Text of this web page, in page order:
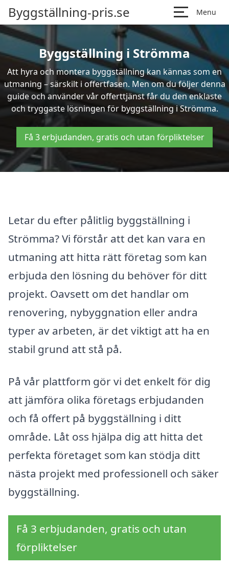
Byggställning-pris.se Menu
Byggställning i Strömma
Att hyra och montera byggställning kan kännas som en
utmaning – särskilt i offertfasen. Men om du följer denna
guide och använder vår offerttjänst får du den enklaste
och tryggaste lösningen för byggställning i Strömma.
Få 3 erbjudanden, gratis och utan förpliktelser
Letar du efter pålitlig byggställning i
Strömma? Vi förstår att det kan vara en
utmaning att hitta rätt företag som kan
erbjuda den lösning du behöver för ditt
projekt. Oavsett om det handlar om
renovering, nybyggnation eller andra
typer av arbeten, är det viktigt att ha en
stabil grund att stå på.
På vår plattform gör vi det enkelt för dig
att jämföra olika företags erbjudanden
och få offert på byggställning i ditt
område. Låt oss hjälpa dig att hitta det
perfekta företaget som kan stödja ditt
nästa projekt med professionell och säker
byggställning.
Få 3 erbjudanden, gratis och utan
förpliktelser